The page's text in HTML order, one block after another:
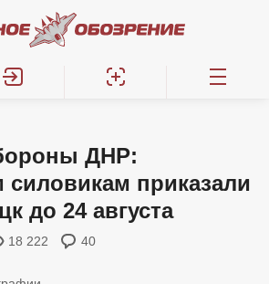
ДНР:
силовикам приказали
до 24 августа
18 222 40